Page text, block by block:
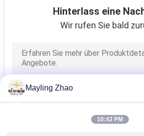
Hohe
Kabel
Hinterlass eine
Wir rufen Sie bald
Mayling Zhao
10:42 PM